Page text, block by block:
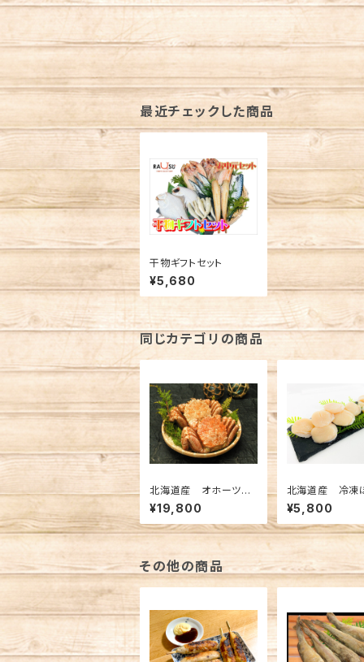
最近チェックした商品
干物ギフトセット
¥5,680
同じカテゴリの商品
北海道産 オホーツ
ク 冷凍海明け毛が
に 約700ｇ 2杯
¥19,800
北海道産 冷凍
貝柱 200ｇ×2
¥5,800
その他の商品